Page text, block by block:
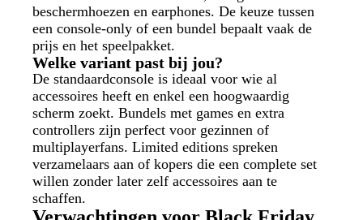
beschermhoezen en earphones. De keuze tussen
een console-only of een bundel bepaalt vaak de
prijs en het speelpakket.
Welke variant past bij jou?
De standaardconsole is ideaal voor wie al
accessoires heeft en enkel een hoogwaardig
scherm zoekt. Bundels met games en extra
controllers zijn perfect voor gezinnen of
multiplayerfans. Limited editions spreken
verzamelaars aan of kopers die een complete set
willen zonder later zelf accessoires aan te
schaffen.